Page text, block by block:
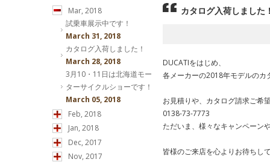
Mar, 2018
試乗車展示中です！
March 31, 2018
カタログ入荷しました！
March 28, 2018
3月10・11日は北海道モー
ターサイクルショーです！
March 05, 2018
Feb, 2018
Jan, 2018
Dec, 2017
Nov, 2017
カタログ入荷しました
DUCATIをはじめ、
各メーカーの2018年モデルのカ
お見積りや、カタログ請求ご希
0138-73-7773
ただいま、様々なキャンペーン
皆様のご来店を心よりお待ちし